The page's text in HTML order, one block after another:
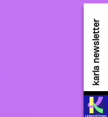
karla newsletter